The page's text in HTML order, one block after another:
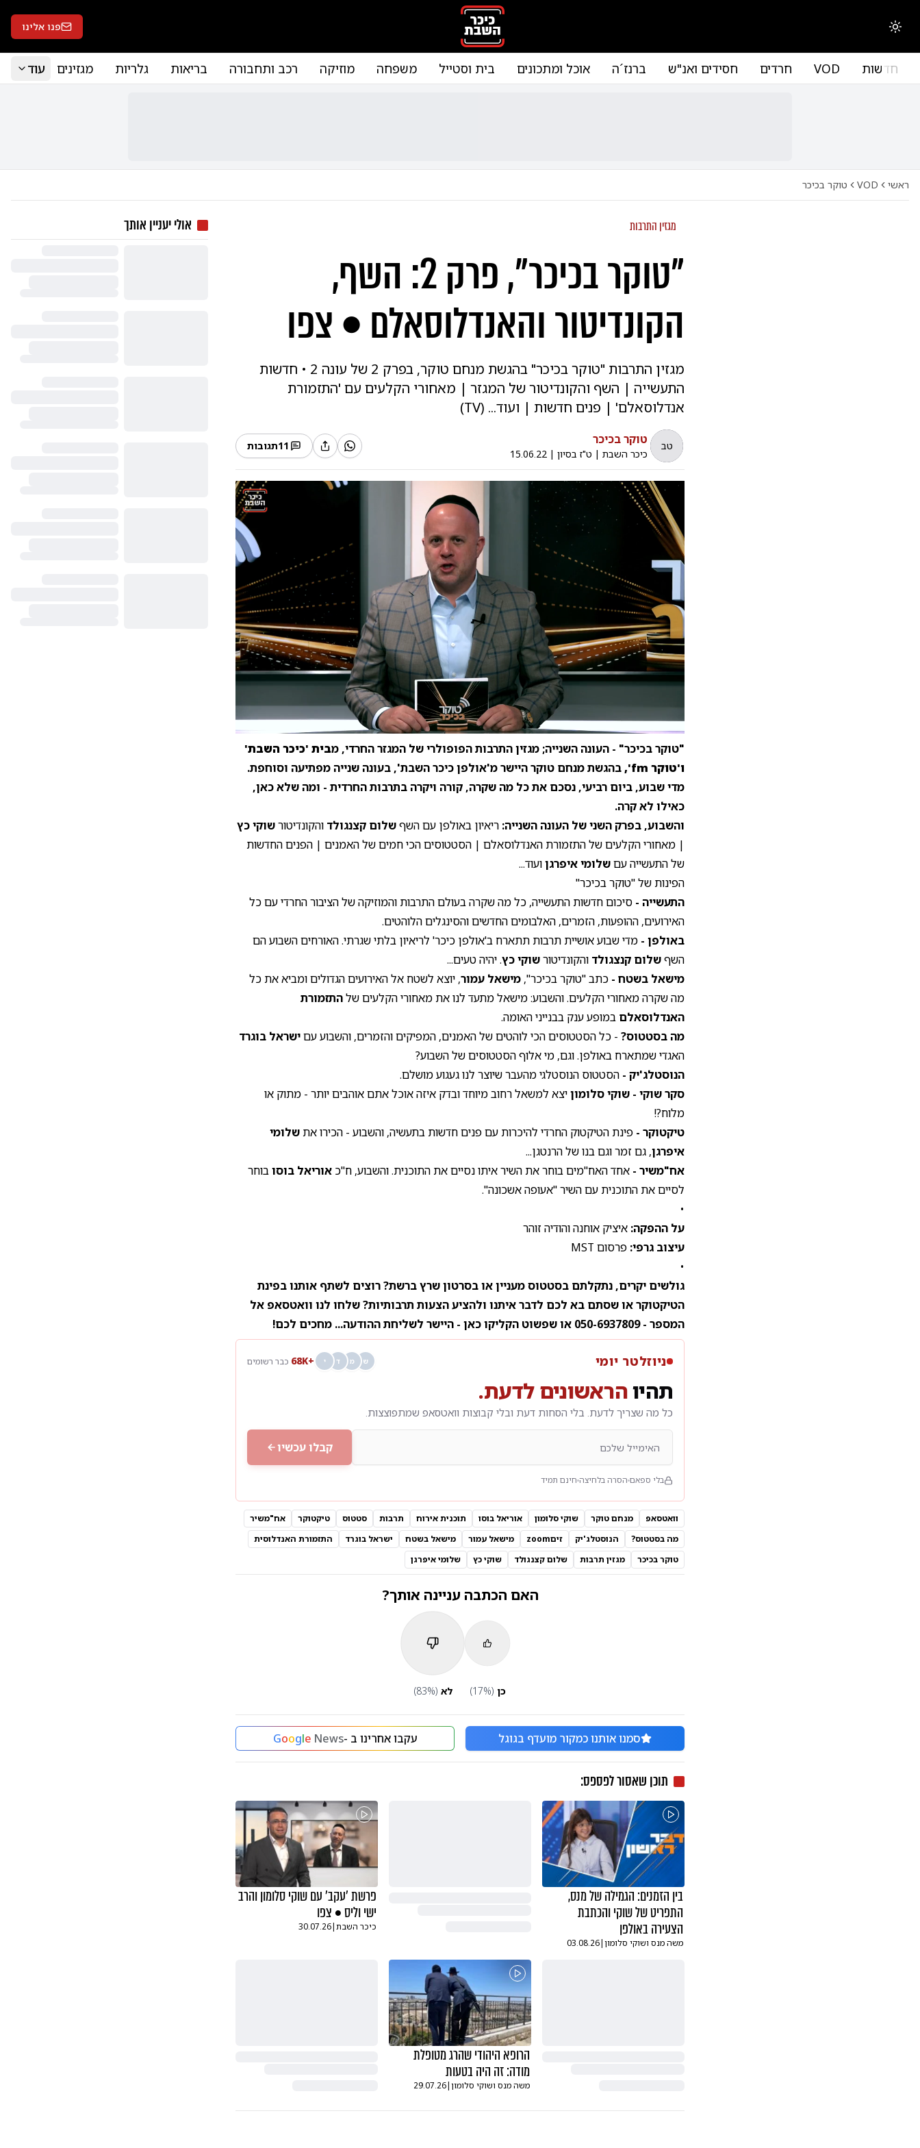
החלפת מצב תצוגה פנו אלינו
חדשות VOD חרדים חסידים ואנ"ש ברנז´ה אוכל ומתכונים בית וסטייל משפחה מוזיקה רכב ותחבורה בריאות גלריות מגזינים עוד
ראשי VOD טוקר בכיכר
מגזין התרבות
"טוקר בכיכר", פרק 2: השף,
הקונדיטור והאנדלוסאלם • צפו
מגזין התרבות "טוקר בכיכר" בהגשת מנחם טוקר, בפרק 2 של עונה 2 • חדשות
התעשייה | השף והקונדיטור של המגזר | מאחורי הקלעים עם 'התזמורת
אנדלוסאלם' | פנים חדשות | ועוד... (TV)
טב טוקר בכיכר
כיכר השבת| ט"ז בסיון |
15.06.22
11תגובות
10 0:00 33:12
"טוקר בכיכר" - העונה השנייה; מגזין התרבות הפופולרי של המגזר החרדי, מבית 'כיכר השבת'
ו'טוקר fm',
בהגשת מנחם טוקר היישר מ'אולפן כיכר השבת', בעונה שנייה מפתיעה וסוחפת.
מדי שבוע, ביום רביעי, נסכם את כל מה שקרה, קורה ויקרה בתרבות החרדית - ומה שלא כאן,
כאילו לא קרה.
והשבוע, בפרק השני של העונה השנייה: ריאיון באולפן עם השףשלום קצנגולד והקונדיטורשוקי כץ
| מאחורי הקלעים של התזמורת האנדלוסאלם | הסטטוסים הכי חמים של האמנים | הפנים החדשות
של התעשייה עםשלומי איפרגןועוד...
הפינות של "טוקר בכיכר"
התעשייה - סיכום חדשות התעשייה, כל מה שקרה בעולם התרבות והמוזיקה של הציבור החרדי עם כל
האירועים, ההופעות, הזמרים, האלבומים החדשים והסינגלים הלוהטים.
באולפן - מדי שבוע אושיית תרבות תתארח ב'אולפן כיכר' לריאיון בלתי שגרתי. האורחים השבוע הם
השףשלום קנצגולד והקונדיטורשוקי כץ. יהיה טעים...
מישאל בשטח - כתב "טוקר בכיכר", מישאל עמור, יוצא לשטח אל האירועים הגדולים ומביא את כל
מה שקרה מאחורי הקלעים. והשבוע: מישאל מתעד לנו את מאחורי הקלעים שלהתזמורת
האנדלוסאלם במופע ענק בבנייני האומה.
מה בסטטוס?- כל הסטטוסים הכי לוהטים של האמנים, המפיקים והזמרים, והשבוע עםישראל בוגרד
האגדי שמתארח באולפן. וגם, מי אלוף הסטטוסים של השבוע?
הנוסטלג'יק - הסטטוס הנוסטלגי מהעבר שיוצר לנו געגוע מושלם.
סקר שוקי - שוקי סלומוןיצא למשאל רחוב מיוחד ובדק איזה אוכל אתם אוהבים יותר - מתוק או
מלוח?!
טיקטוקר - פינת הטיקטוק החרדי להיכרות עם פנים חדשות בתעשיה, והשבוע - הכירו אתשלומי
איפרגן, גם זמר וגם בנו של הרנטגן...
אח"משיר - אחד האח"מים בוחר את השיר איתו נסיים את התוכנית. והשבוע, ח"כ אוריאל בוסובוחר
לסיים את התוכנית עם השיר "אעופה אשכונה".
•
על ההפקה: איציק אוחנה והודיה זוהר
עיצוב גרפי: פרסום MST
•
גולשים יקרים, נתקלתם בסטטוס מעניין או בסרטון שרץ ברשת? רוצים לשתף אותנו בפינת
הטיקטוקר או שסתם בא לכם לדבר איתנו ולהציע הצעות תרבותיות? שלחו לנו וואטסאפ אל
המספר - 050-6937809 או שפשוט
הקליקו כאן- היישר לשליחת ההודעה... מחכים לכם!
ניוזלטר יומי ש מ ד י +68K כבר רשומים
תהיוהראשונים לדעת.
כל מה שצריך לדעת. בלי הסחות דעת ובלי קבוצות וואטסאפ שמתפוצצות.
קבלו עכשיו
בלי ספאם הסרה בלחיצה חינם תמיד
וואטסאפ מנחם טוקר שוקי סלומון אוריאל בוסו תוכנית אירוח תרבות סטטוס טיקטוקר
אח"משיר
מה בסטטוס?
הנוסטלג'יק זיםzoom מישאל עמור מישאל בשטח ישראל בוגרד
התזמורת האנדלוסית
טוקר בכיכר
מגזין תרבות שלום קצנגולד שוקי כץ שלומי איפרגן
האם הכתבה עניינה אותך?
כן (
17%) לא (
83%)
סמנו אותנו כמקור מועדף בגוגל עקבו אחרינו ב - Google News
תוכן שאסור לפספס:
בין הזמנים: הגמילה של מנס,
התפריט של שוקי והכתבת
הצעירה באולפן
משה מנס ושוקי סלומון|
03.08.26
פרשת 'עקב' עם שוקי סלומון והרב
ישי וליס • צפו
כיכר השבת|
30.07.26
הרופא היהודי שהרג מטופלת
מודה: זה היה בטעות
משה מנס ושוקי סלומון|
29.07.26
אולי יעניין אותך